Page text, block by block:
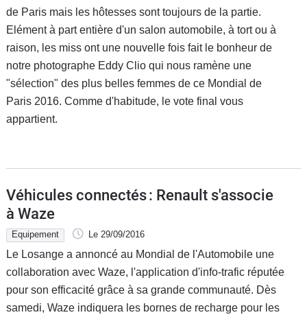
de Paris mais les hôtesses sont toujours de la partie.
Elément à part entière d'un salon automobile, à tort ou à
raison, les miss ont une nouvelle fois fait le bonheur de
notre photographe Eddy Clio qui nous ramène une
"sélection" des plus belles femmes de ce Mondial de
Paris 2016. Comme d'habitude, le vote final vous
appartient.
Véhicules connectés : Renault s'associe
à Waze
Equipement Le 29/09/2016
Le Losange a annoncé au Mondial de l'Automobile une
collaboration avec Waze, l'application d'info-trafic réputée
pour son efficacité grâce à sa grande communauté. Dès
samedi, Waze indiquera les bornes de recharge pour les